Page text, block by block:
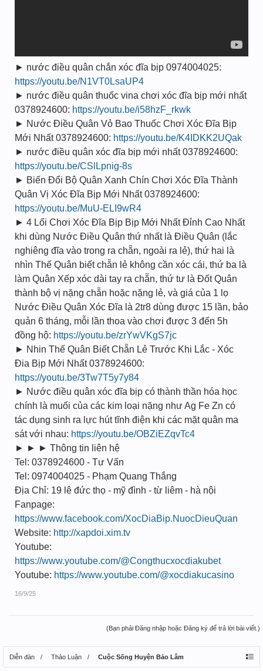
► nước điều quân chắn xóc đĩa bịp 0974004025:
https://youtu.be/N1VT0LsaUP4
► nước điều quân thuốc vina chơi xóc đĩa bịp mới nhất
0378924600: https://youtu.be/i58hzF_rkwk
► Nước Điều Quân Vỏ Bao Thuốc Chơi Xóc Đĩa Bịp
Mới Nhất 0378924600: https://youtu.be/K4IDKK2UQak
► nước điều quân xóc đĩa bịp mới nhất 0378924600:
https://youtu.be/CSlLpnig-8s
► Biến Đổi Bộ Quân Xanh Chín Chơi Xóc Đĩa Thành
Quân Vị Xóc Đĩa Bịp Mới Nhất 0378924600:
https://youtu.be/MuU-ELI9wR4
► 4 Lối Chơi Xóc Đĩa Bịp Bịp Mới Nhất Đỉnh Cao Nhất
khi dùng Nước Điều Quân thứ nhất là Điều Quân (lắc
nghiêng đĩa vào trong ra chẵn, ngoài ra lẻ), thứ hai là
nhìn Thế Quân biết chẵn lẻ không cần xóc cái, thứ ba là
làm Quân Xếp xóc dài tay ra chẵn, thứ tư là Đốt Quân
thành bộ vị nặng chẵn hoặc nặng lẻ, và giá của 1 lọ
Nước Điều Quân Xóc Đĩa là 2tr8 dùng được 15 lần, bảo
quản 6 tháng, mỗi lần thoa vào chơi được 3 đến 5h
đồng hộ: https://youtu.be/zrYwVKgS7jc
► Nhin Thế Quân Biết Chẵn Lẻ Trước Khi Lắc - Xóc
Đia Bịp Mới Nhất 0378924600:
https://youtu.be/3Tw7T5y7y84
► Nước điều quân xóc đĩa bịp có thành thần hóa học
chính là muối của các kim loại nặng như Ag Fe Zn có
tác dụng sinh ra lực hút tĩnh điện khi các mặt quân ma
sát với nhau: https://youtu.be/OBZiEZqvTc4
► ► ► Thông tin liên hệ
Tel: 0378924600 - Tư Vấn
Tel: 0974004025 - Phạm Quang Thắng
Địa Chỉ: 19 lê đức thọ - mỹ đình - từ liêm - hà nội
Fanpage:
https://www.facebook.com/XocDiaBip.NuocDieuQuan
Website: http://xapdoi.xim.tv
Youtube:
https://www.youtube.com/@Congthucxocdiakubet
Youtube: https://www.youtube.com/@xocdiakucasino
16/9/25
(Bạn phải Đăng nhập hoặc Đăng ký để trả lời bài viết.)
Diễn đàn Thảo Luận Cuộc Sống Huyện Bảo Lâm